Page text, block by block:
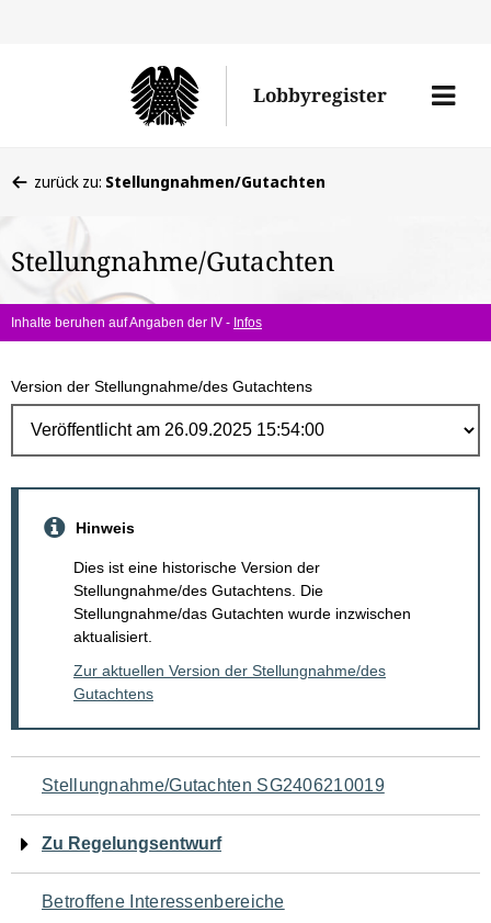
Lobbyregister
Menü
befinden
hier:
zurück zu: Stellungnahmen/Gutachten
Stellungnahme/Gutachten
Inhalte beruhen auf Angaben der IV - Infos
Version der Stellungnahme/des Gutachtens
Hinweis
Dies ist eine historische Version der
Stellungnahme/des Gutachtens. Die
Stellungnahme/das Gutachten wurde inzwischen
aktualisiert.
Zur aktuellen Version der Stellungnahme/des
Gutachtens
Navigation
für
den
Stellungnahme/Gutachten SG2406210019
Zu Regelungsentwurf
Betroffene Interessenbereiche